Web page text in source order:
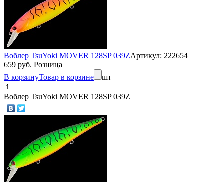
Воблер TsuYoki MOVER 128SP 039ZАртикул: 222654
659 руб. Розница
В корзинуТовар в корзине шт
Воблер TsuYoki MOVER 128SP 039Z